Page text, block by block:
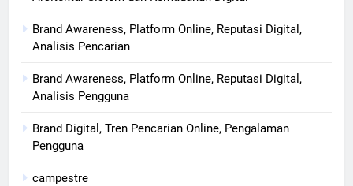
Brand Awareness, Platform Online, Reputasi Digital,
Analisis Pencarian
Brand Awareness, Platform Online, Reputasi Digital,
Analisis Pengguna
Brand Digital, Tren Pencarian Online, Pengalaman
Pengguna
campestre